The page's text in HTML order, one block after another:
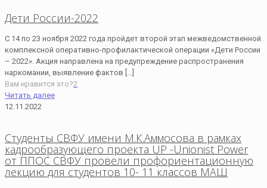
Дети России-2022
C 14 по 23 ноября 2022 года пройдет второй этап межведомственной
комплексной оперативно-профилактической операции «Дети России
– 2022». Акция направлена на предупреждение распространения
наркомании, выявление фактов
Вам нравится это?2
Читать далее
12.11.2022
Студенты СВФУ имени М.К.Аммосова в рамках
кадрообразующего проекта UP -Unionist Power
от ППОС СВФУ провели профориентационную
лекцию для студентов 10- 11 классов МАШ